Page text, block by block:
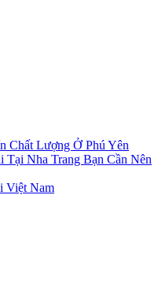
Chất Lượng Ở Phú Yên
Tại Nha Trang Bạn Cần Nên
Việt Nam